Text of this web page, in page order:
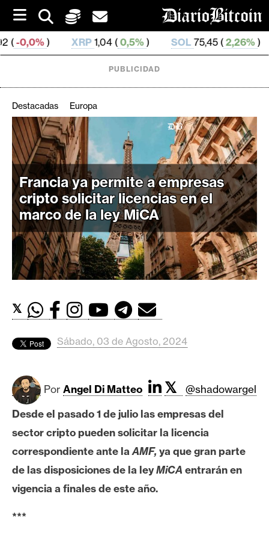
i
p
t
o
XRP1,04 ( 0,5%) SOL75,45 ( 2,26%) TRX
C
r
i
p
t
o
M
e
r
c
o
i
c
o
i
n
PUBLICIDAD
Destacadas Europa
Francia ya permite a empresas
cripto solicitar licencias en el
marco de la ley MiCA
𝕏
Sábado, 03 de Agosto, 2024
Por Angel Di Matteo 𝕏
@shadowargel
Desde el pasado 1 de julio las empresas del
sector cripto pueden solicitar la licencia
correspondiente ante laAMF, ya que gran parte
de las disposiciones de la leyMiCAentrarán en
vigencia a finales de este año.
***